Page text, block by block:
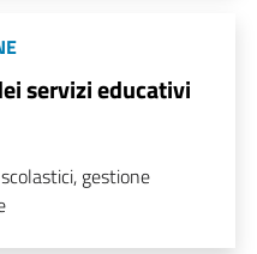
servizi educativi
gestione